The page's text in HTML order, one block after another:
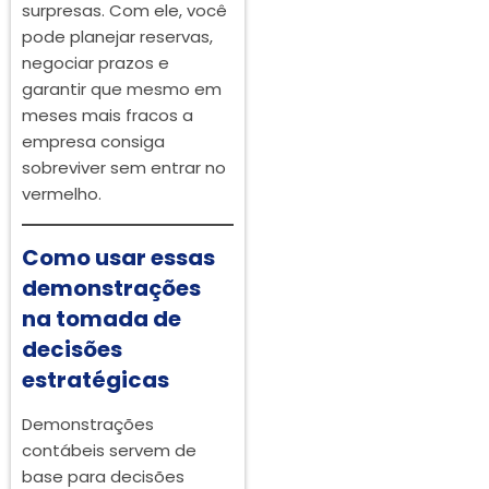
surpresas. Com ele, você
pode planejar reservas,
negociar prazos e
garantir que mesmo em
meses mais fracos a
empresa consiga
sobreviver sem entrar no
vermelho.
Como usar essas
demonstrações
na tomada de
decisões
estratégicas
Demonstrações
contábeis servem de
base para decisões